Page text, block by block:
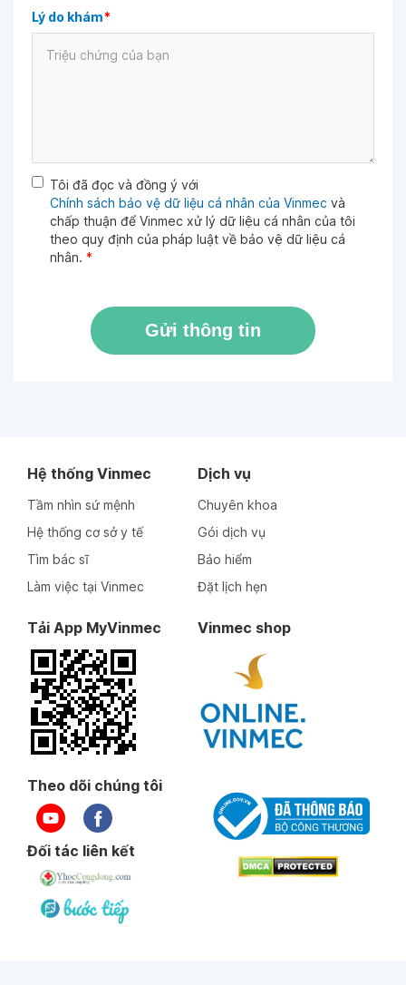
Lý do khám*
Tôi đã đọc và đồng ý với
Chính sách bảo vệ dữ liệu cá nhân của Vinmec và
chấp thuận để Vinmec xử lý dữ liệu cá nhân của tôi
theo quy định của pháp luật về bảo vệ dữ liệu cá
nhân. *
Gửi thông tin
Hệ thống Vinmec
Tầm nhìn sứ mệnh
Hệ thống cơ sở y tế
Tìm bác sĩ
Làm việc tại Vinmec
Dịch vụ
Chuyên khoa
Gói dịch vụ
Bảo hiểm
Đặt lịch hẹn
Tải App MyVinmec Vinmec shop
Theo dõi chúng tôi
Đối tác liên kết